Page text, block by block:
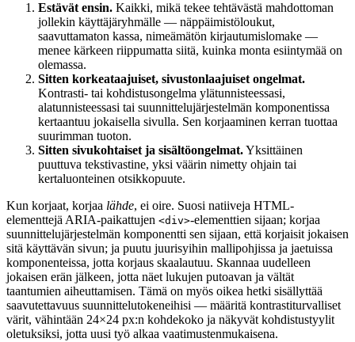
Estävät ensin. Kaikki, mikä tekee tehtävästä mahdottoman
jollekin käyttäjäryhmälle — näppäimistöloukut,
saavuttamaton kassa, nimeämätön kirjautumislomake —
menee kärkeen riippumatta siitä, kuinka monta esiintymää on
olemassa.
Sitten korkeataajuiset, sivustonlaajuiset ongelmat.
Kontrasti- tai kohdistusongelma ylätunnisteessasi,
alatunnisteessasi tai suunnittelujärjestelmän komponentissa
kertaantuu jokaisella sivulla. Sen korjaaminen kerran tuottaa
suurimman tuoton.
Sitten sivukohtaiset ja sisältöongelmat.Yksittäinen
puuttuva tekstivastine, yksi väärin nimetty ohjain tai
kertaluonteinen otsikkopuute.
Kun korjaat, korjaa lähde, ei oire. Suosi natiiveja HTML-
elementtejä ARIA-paikattujen <div>-elementtien sijaan; korjaa
suunnittelujärjestelmän komponentti sen sijaan, että korjaisit jokaisen
sitä käyttävän sivun; ja puutu juurisyihin mallipohjissa ja jaetuissa
komponenteissa, jotta korjaus skaalautuu. Skannaa uudelleen
jokaisen erän jälkeen, jotta näet lukujen putoavan ja vältät
taantumien aiheuttamisen. Tämä on myös oikea hetki sisällyttää
saavutettavuus suunnittelutokeneihisi — määritä kontrastiturvalliset
värit, vähintään 24×24 px:n kohdekoko ja näkyvät kohdistustyylit
oletuksiksi, jotta uusi työ alkaa vaatimustenmukaisena.